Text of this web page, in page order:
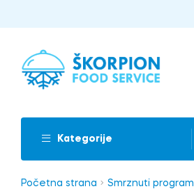
Kategorije
Početna strana Smrznuti program